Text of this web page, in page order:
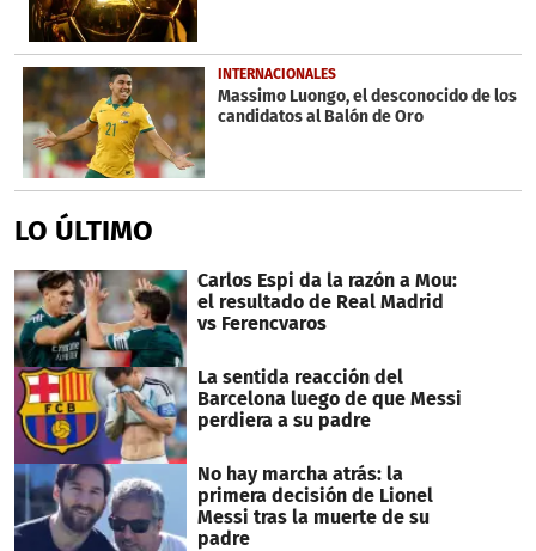
INTERNACIONALES
Massimo Luongo, el desconocido de los
candidatos al Balón de Oro
LO ÚLTIMO
Carlos Espi da la razón a Mou:
el resultado de Real Madrid
vs Ferencvaros
La sentida reacción del
Barcelona luego de que Messi
perdiera a su padre
No hay marcha atrás: la
primera decisión de Lionel
Messi tras la muerte de su
padre